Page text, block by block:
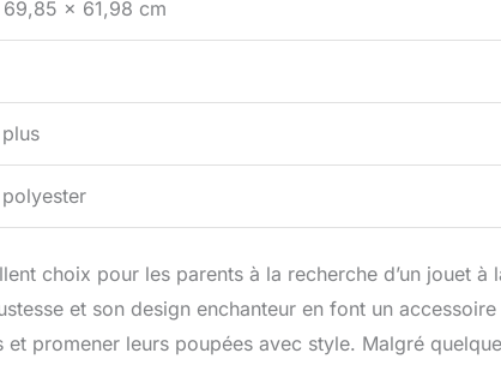
x 61,98 cm
choix pour les parents à la recherche d’un jouet à
et son design enchanteur en font un accessoire
promener leurs poupées avec style. Malgré